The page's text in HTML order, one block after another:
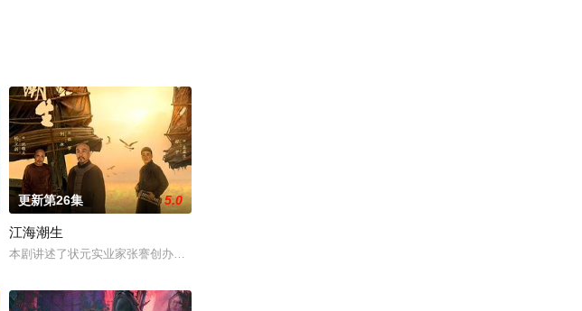
何洛洛 饰）的成长印记与深深联结。两
党中央指示，高景波、徐邵梁、孙希光和黄鹰等人开始筹备建立冀南银行，手
以后，林知夏忽然对他说：“江逾白，我喜欢你，哲学和生物学意义上的喜欢。”那个夜晚，他脸颊微热，还听
更新第26集 5.0
江海潮生
本剧讲述了状元实业家张謇创办大生企业，实业报国的故事。甲午战争后，国家蒙羞，张謇虽高中状元，却渴